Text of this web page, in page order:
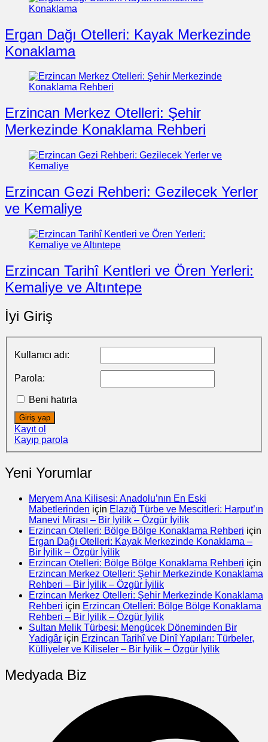
Ergan Dağı Otelleri: Kayak Merkezinde
Konaklama
Erzincan Merkez Otelleri: Şehir
Merkezinde Konaklama Rehberi
Erzincan Gezi Rehberi: Gezilecek Yerler
ve Kemaliye
Erzincan Tarihî Kentleri ve Ören Yerleri:
Kemaliye ve Altıntepe
İyi Giriş
Kullanıcı adı:
Parola:
Beni hatırla
Giriş yap
Kayıt ol
Kayıp parola
Yeni Yorumlar
Meryem Ana Kilisesi: Anadolu’nın En Eski
Mabetlerinden için Elazığ Türbe ve Mescitleri: Harput’ın
Manevi Mirası – Bir İyilik – Özgür İyilik
Erzincan Otelleri: Bölge Bölge Konaklama Rehberi için
Ergan Dağı Otelleri: Kayak Merkezinde Konaklama –
Bir İyilik – Özgür İyilik
Erzincan Otelleri: Bölge Bölge Konaklama Rehberi için
Erzincan Merkez Otelleri: Şehir Merkezinde Konaklama
Rehberi – Bir İyilik – Özgür İyilik
Erzincan Merkez Otelleri: Şehir Merkezinde Konaklama
Rehberi için Erzincan Otelleri: Bölge Bölge Konaklama
Rehberi – Bir İyilik – Özgür İyilik
Sultan Melik Türbesi: Mengücek Döneminden Bir
Yadigâr için Erzincan Tarihî ve Dinî Yapıları: Türbeler,
Külliyeler ve Kiliseler – Bir İyilik – Özgür İyilik
Medyada Biz